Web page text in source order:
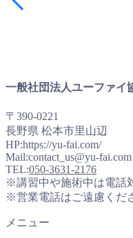
一般社団法人ユーファイ
〒390-0221
長野県 松本市里山辺
HP:https://yu-fai.com/
Mail:contact_us@yu-fai.com
TEL:050-3631-2176
※講習中や施術中は電話
※営業電話はご遠慮くだ
メニュー